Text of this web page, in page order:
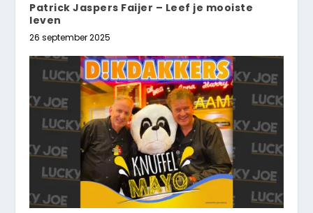
Patrick Jaspers Faijer – Leef je mooiste
leven
26 september 2025